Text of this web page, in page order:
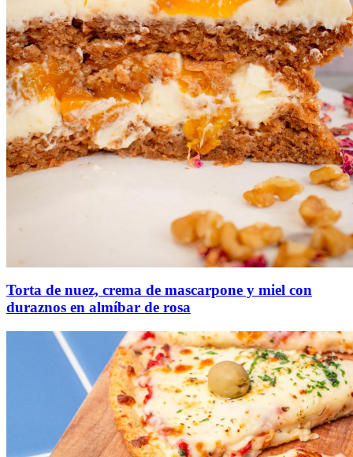
Torta de nuez, crema de mascarpone y miel con
duraznos en almíbar de rosa